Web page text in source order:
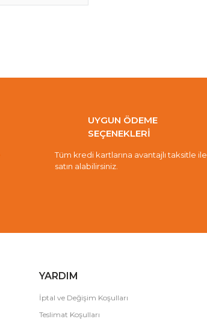
UYGUN ÖDEME
SEÇENEKLERİ
Tüm kredi kartlarına avantajlı taksitle ile
satın alabilirsiniz.
YARDIM
İptal ve Değişim Koşulları
Teslimat Koşulları